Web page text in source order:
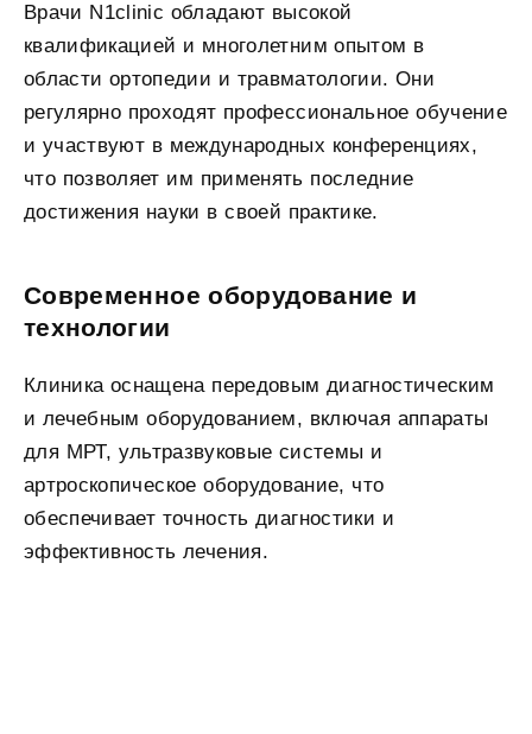
Врачи N1clinic обладают высокой
квалификацией и многолетним опытом в
области ортопедии и травматологии. Они
регулярно проходят профессиональное обучение
и участвуют в международных конференциях,
что позволяет им применять последние
достижения науки в своей практике.
Современное оборудование и
технологии
Клиника оснащена передовым диагностическим
и лечебным оборудованием, включая аппараты
для МРТ, ультразвуковые системы и
артроскопическое оборудование, что
обеспечивает точность диагностики и
эффективность лечения.